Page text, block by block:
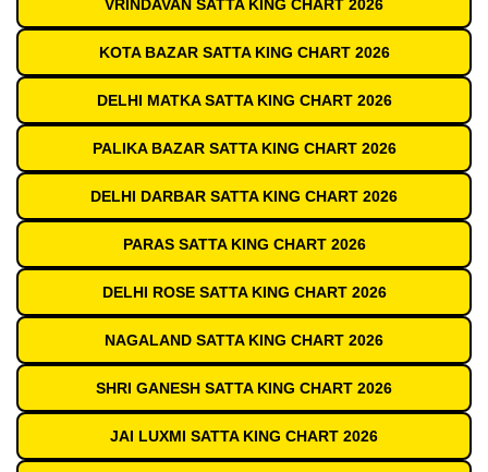
VRINDAVAN SATTA KING CHART 2026
KOTA BAZAR SATTA KING CHART 2026
DELHI MATKA SATTA KING CHART 2026
PALIKA BAZAR SATTA KING CHART 2026
DELHI DARBAR SATTA KING CHART 2026
PARAS SATTA KING CHART 2026
DELHI ROSE SATTA KING CHART 2026
NAGALAND SATTA KING CHART 2026
SHRI GANESH SATTA KING CHART 2026
JAI LUXMI SATTA KING CHART 2026